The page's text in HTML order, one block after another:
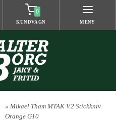
0
KUNDVAGN MENY
» Mikael Tham MTAK V.2 Stickkniv
Orange G10